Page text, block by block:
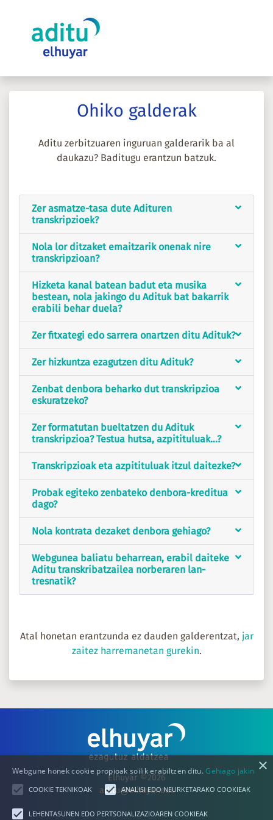
Ohiko galderak
Aditu zerbitzuaren inguruan galderarik ba al
daukazu? Baditugu erantzun batzuk.
Zer asmatze-tasa dute Adituren
transkripzioek?
Nola lor ditzaket emaitzarik onenak nire
transkripzioan?
Hizketa kanal batean badut eta musika
bestean, nola jakingo du Adituk bat bakarrik
erabili behar duela?
Zer fitxategi edo sarrera onartzen ditu Adituk?
Zer hizkuntza ezagutzen ditu Adituk?
Zenbat denbora beharko dut transkripzioa
eskuratzeko?
Zer formatutan bueltatzen du Adituk
transkripzioa? Testua hutsa, azpitituluak...?
Transkripzioak eta azpitituluak itzul daitezke?
Probak egiteko zenbateko denbora-kreditua
dago?
Nola kontrata dezaket denbora gehiago?
Webgunea baliatu beharrean, erabil daiteke
Aditu transkribatzailea norberaren lan-
tresnatik?
Atal honetan erantzunda ez dauden galderentzat, jar
zaitez harremanetan gurekin.
Elhuyar ©2026
aditu@elhuyar.eus
×
Webgune honek cookie propioak soilik erabiltzen ditu. Gehiago jakin
COOKIE TEKNIKOAK ANALISI EDO NEURKETARAKO COOKIEAK
LEHENTASUNEN EDO PERTSONALIZAZIOAREN COOKIEAK